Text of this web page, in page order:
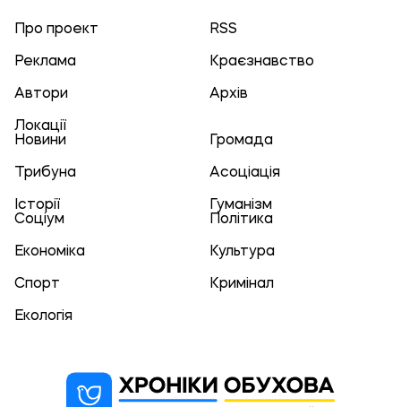
Про проект RSS
Реклама Краєзнавство
Автори Архів
Локації
Новини
Громада
Трибуна Асоціація
Історії
Гуманізм
Соціум
Політика
Економіка Культура
Спорт Кримінал
Екологія